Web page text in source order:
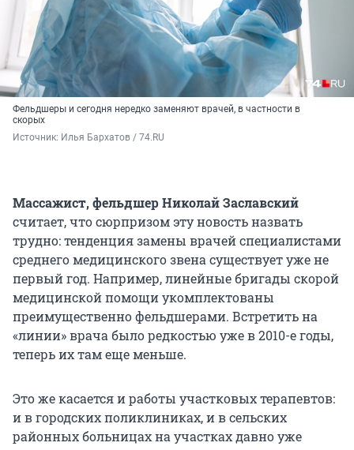
Фельдшеры и сегодня нередко заменяют врачей, в частности в
скорых
Источник: Илья Бархатов / 74.RU
Массажист, фельдшерНиколай Заславский
считает, что сюрпризом эту новость назвать
трудно: тенденция замены врачей специалистами
среднего медицинского звена существует уже не
первый год. Например, линейные бригады скорой
медицинской помощи укомплектованы
преимущественно фельдшерами. Встретить на
«линии» врача было редкостью уже в 2010-е годы,
теперь их там еще меньше.
Это же касается и работы участковых терапевтов:
и в городских поликлиниках, и в сельских
районных больницах на участках давно уже